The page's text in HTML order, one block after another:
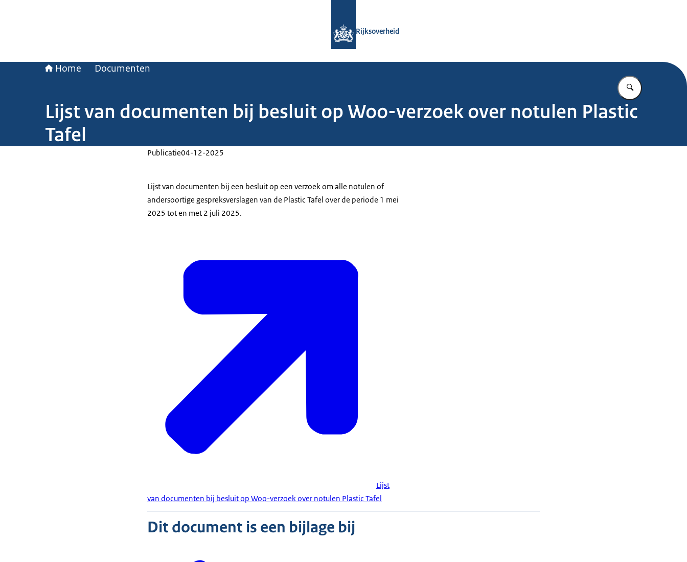
Rijksoverheid
Home Documenten
Vul in wat u
Lijst van documenten bij besluit op Woo-verzoek over notulen Plastic
Tafel
Publicatie04-12-2025
Lijst van documenten bij een besluit op een verzoek om alle notulen of
andersoortige gespreksverslagen van de Plastic Tafel over de periode 1 mei
2025 tot en met 2 juli 2025.
Lijst
van documenten bij besluit op Woo-verzoek over notulen Plastic Tafel
Dit document is een bijlage bij